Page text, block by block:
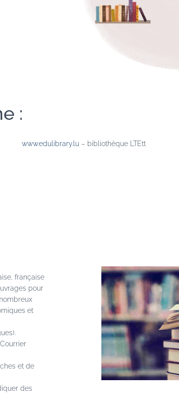
:
www.edulibrary.lu – bibliothèque LTEtt
française
pour
et
et de
des